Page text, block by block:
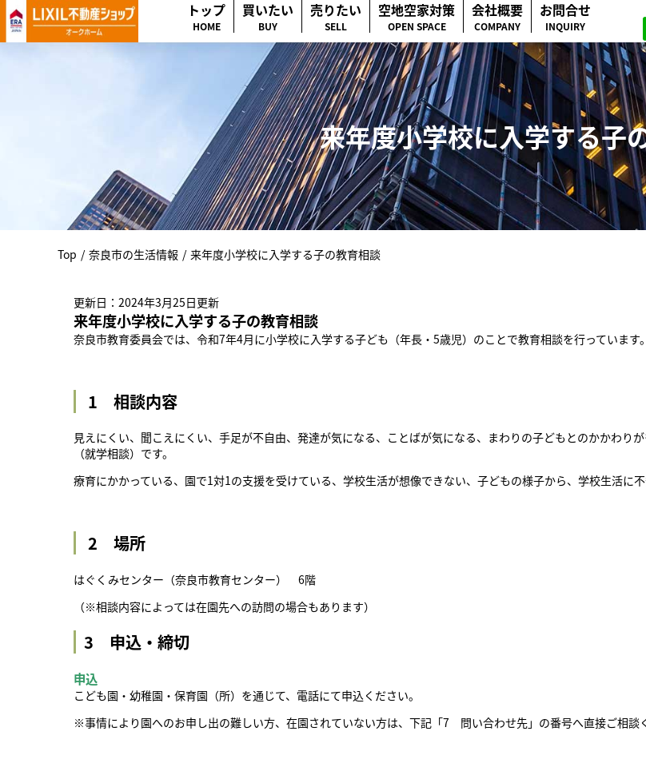
トップ
HOME
買いたい
BUY
売りたい
SELL
空地空家対策
OPEN SPACE
会社概要
COMPANY
お問合せ
INQUIRY
来年度小学校に入学する子
Top / 奈良市の生活情報 / 来年度小学校に入学する子の教育相談
更新日：2024年3月25日更新
来年度小学校に入学する子の教育相談
奈良市教育委員会では、令和7年4月に小学校に入学する子ども（年長・5歳児）のことで教育相談を行っています。
1 相談内容
見えにくい、聞こえにくい、手足が不自由、発達が気になる、ことばが気になる、まわりの子どもとのかかわり
（就学相談）です。
療育にかかっている、園で1対1の支援を受けている、学校生活が想像できない、子どもの様子から、学校生活に
2 場所
はぐくみセンター（奈良市教育センター） 6階
（※相談内容によっては在園先への訪問の場合もあります）
3 申込・締切
申込
こども園・幼稚園・保育園（所）を通じて、電話にて申込ください。
※事情により園へのお申し出の難しい方、在園されていない方は、下記「7 問い合わせ先」の番号へ直接ご相談